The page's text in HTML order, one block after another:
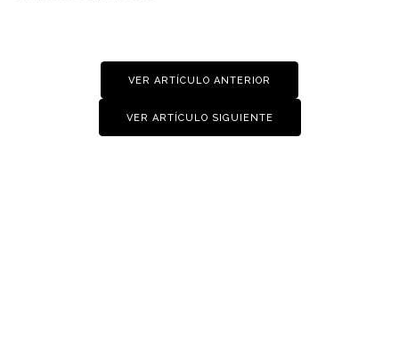
VER ARTÍCULO ANTERIOR
VER ARTÍCULO SIGUIENTE